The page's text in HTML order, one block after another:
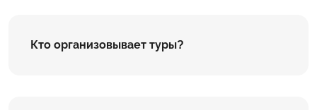
Кто организовывает туры?